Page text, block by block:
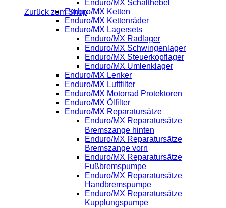
Zurück zum Shop
Enduro/MX Schalthebel
Enduro/MX Ketten
Enduro/MX Kettenräder
Enduro/MX Lagersets
Enduro/MX Radlager
Enduro/MX Schwingenlager
Enduro/MX Steuerkopflager
Enduro/MX Umlenklager
Enduro/MX Lenker
Enduro/MX Luftfilter
Enduro/MX Motorrad Protektoren
Enduro/MX Ölfilter
Enduro/MX Reparatursätze
Enduro/MX Reparatursätze
Bremszange hinten
Enduro/MX Reparatursätze
Bremszange vorn
Enduro/MX Reparatursätze
Fußbremspumpe
Enduro/MX Reparatursätze
Handbremspumpe
Enduro/MX Reparatursätze
Kupplungspumpe